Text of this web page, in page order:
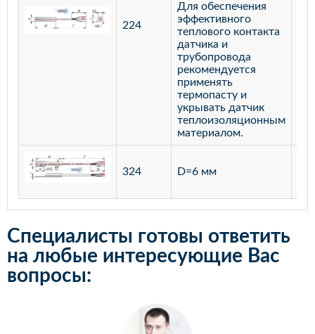
224
Для обеспечения
эффективного
теплового контакта
датчика и
трубопровода
рекомендуется
применять
термопасту и
укрывать датчик
теплоизоляционным
материалом.
324 D=6 мм
Специалисты готовы ответить
на любые интересующие Вас
вопросы: